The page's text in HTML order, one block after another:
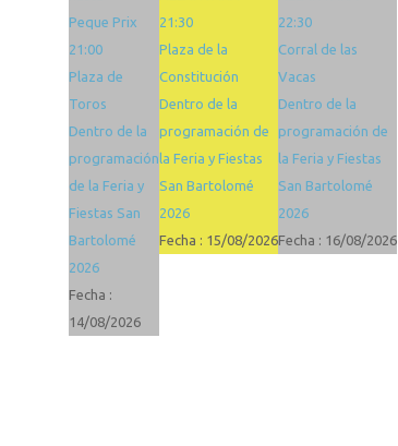
Peque Prix
21:00
Plaza de
Toros
Dentro de la
programación
de la Feria y
Fiestas San
Bartolomé
2026
Fecha :
14/08/2026
21:30
Plaza de la
Constitución
Dentro de la
programación de
la Feria y Fiestas
San Bartolomé
2026
Fecha : 15/08/2026
22:30
Corral de las
Vacas
Dentro de la
programación de
la Feria y Fiestas
San Bartolomé
2026
Fecha : 16/08/2026